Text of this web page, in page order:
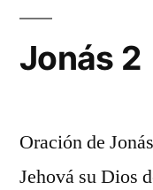
Jonás 2
Oración de
Jehová su Dios